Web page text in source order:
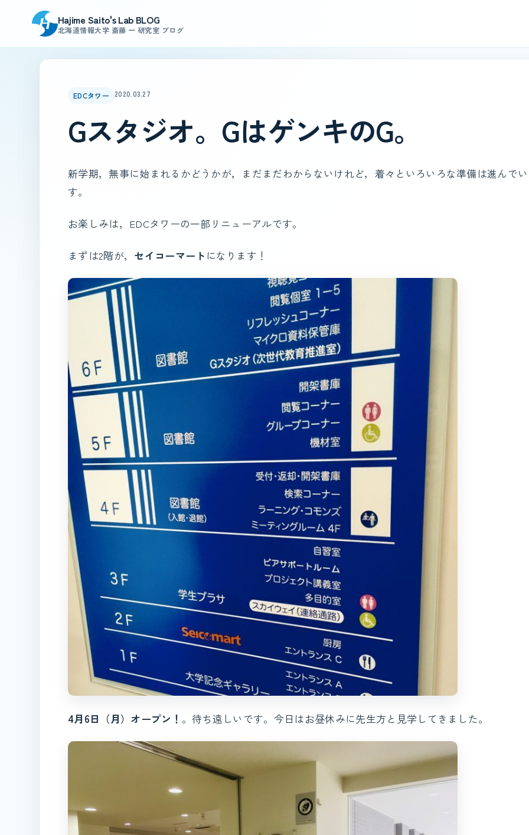
Hajime Saito's Lab BLOG
北海道情報大学 斎藤 一 研究室 ブログ
EDCタワー 2020.03.27
Gスタジオ。GはゲンキのG。
新学期，無事に始まれるかどうかが，まだまだわからないけれど，着々といろいろな準備は進んで
す。
お楽しみは，EDCタワーの一部リニューアルです。
まずは2階が， セイコーマート になります！
4月6日（月）オープン！ 。待ち遠しいです。今日はお昼休みに先生方と見学してきました。